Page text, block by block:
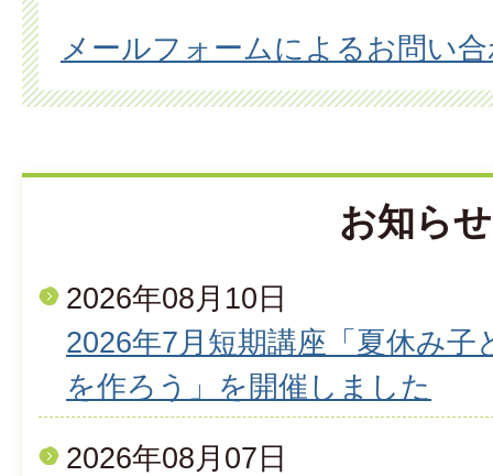
メールフォームによるお問い
お知らせ
2026年08月10日
2026年7月短期講座「夏休み子
を作ろう」を開催しました
2026年08月07日